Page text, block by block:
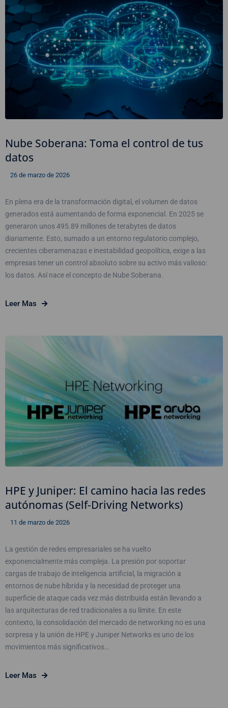
Nube Soberana: Toma el control de tus
datos
26 de marzo de 2026
En plena era de la transformación digital, el volumen de datos
generados está aumentando de forma exponencial. En 2025 se
generaron unos 495.89 millones de terabytes de datos
diariamente. Esto, sumado a un entorno regulatorio complejo,
crecientes ciberamenazas e inestabilidad geopolítica, exige a las
empresas tener un control absoluto sobre su activo más valioso:
los datos. Así nace el concepto de Nube Soberana.
Leer Mas
HPE y Juniper: El camino hacia las redes
autónomas (Self-Driving Networks)
11 de marzo de 2026
La gestión de redes empresariales se ha vuelto
exponencialmente más compleja. La presión por soportar
cargas de trabajo de inteligencia artificial, la migración a
entornos de nube híbrida y la necesidad de proteger una
superficie de ataque cada vez más distribuida están llevando a
las arquitecturas de red tradicionales a su límite. En este
contexto, la consolidación del mercado de networking no es una
sorpresa y la unión de HPE y Juniper Networks es uno de los
movimientos más significativos…
Leer Mas